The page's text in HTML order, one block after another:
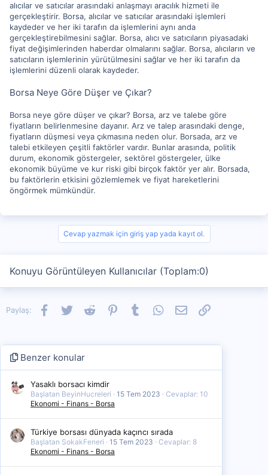
alıcılar ve satıcılar arasındaki anlaşmayı aracılık hizmeti ile
gerçekleştirir. Borsa, alıcılar ve satıcılar arasındaki işlemleri
kaydeder ve her iki tarafın da işlemlerini aynı anda
gerçekleştirebilmesini sağlar. Borsa, alıcı ve satıcıların piyasadaki
fiyat değişimlerinden haberdar olmalarını sağlar. Borsa, alıcıların ve
satıcıların işlemlerinin yürütülmesini sağlar ve her iki tarafın da
işlemlerini düzenli olarak kaydeder.
Borsa Neye Göre Düşer ve Çıkar?
Borsa neye göre düşer ve çıkar? Borsa, arz ve talebe göre
fiyatların belirlenmesine dayanır. Arz ve talep arasındaki denge,
fiyatların düşmesi veya çıkmasına neden olur. Borsada, arz ve
talebi etkileyen çeşitli faktörler vardır. Bunlar arasında, politik
durum, ekonomik göstergeler, sektörel göstergeler, ülke
ekonomik büyüme ve kur riski gibi birçok faktör yer alır. Borsada,
bu faktörlerin etkisini gözlemlemek ve fiyat hareketlerini
öngörmek mümkündür.
Cevap yazmak için giriş yap yada kayıt ol.
Konuyu Görüntüleyen Kullanıcılar (Toplam:0)
Paylaş: Facebook
TwitterReddit PinterestTumblrWhatsApp
E-postaLink
Benzer konular
Yasaklı borsacı kimdir
Başlatan BeyinHucreleri 15 Tem 2023
Cevaplar: 10
Ekonomi - Finans - Borsa
Türkiye borsası dünyada kaçıncı sırada
Başlatan SokakFeneri 15 Tem 2023
Cevaplar: 8
Ekonomi - Finans - Borsa